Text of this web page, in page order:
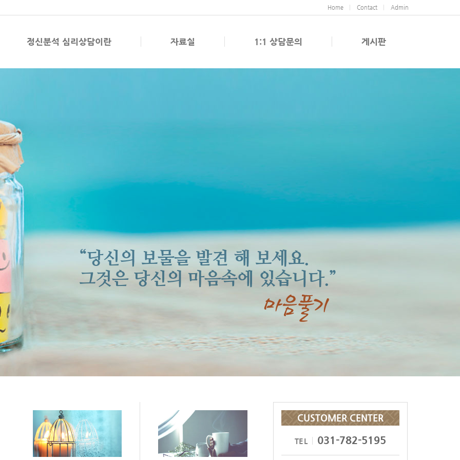
Home Contact Admin
정신분석 심리상담이란 자료실 1:1 상담문의 게시판
“당신의 보물을 발견 해 보세요.
그것은 당신의 마음속에 있습니다.”
상대방에 대한 이해와 공감이 깊어지면
그 관계 역시 발전할 수 있습니다.
CUSTOMER CENTER
TEL 031-782-5195